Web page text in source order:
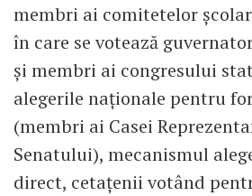
membri ai comitetelor
în care se votează
şi membri ai congresului
alegerile naţionale pentru
(membri ai Casei
Senatului), mecanismul
direct, cetaţenii votând